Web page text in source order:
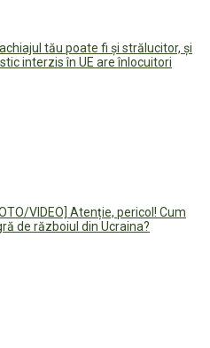
tău poate fi şi strălucitor, şi
interzis în UE are înlocuitori
VIDEO] Atenție, pericol! Cum
de războiul din Ucraina?